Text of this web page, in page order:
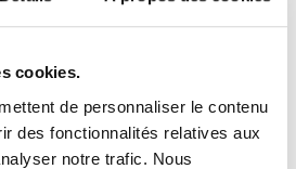
cookies.
de personnaliser le contenu
des fonctionnalités relatives aux
notre trafic. Nous